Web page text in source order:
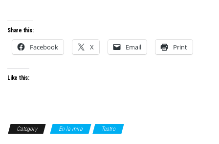
Share this:
Facebook X Email Print
Like this:
Category En la mira Teatro